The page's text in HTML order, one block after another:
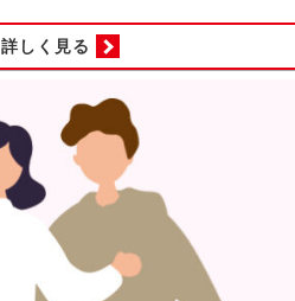
詳しく見る